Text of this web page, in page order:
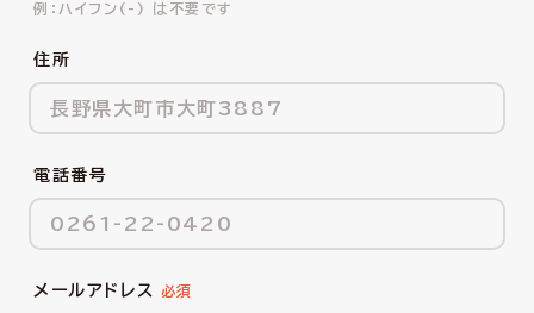
ハイフン(-) は不要です
住所
電話番号
メールアドレス